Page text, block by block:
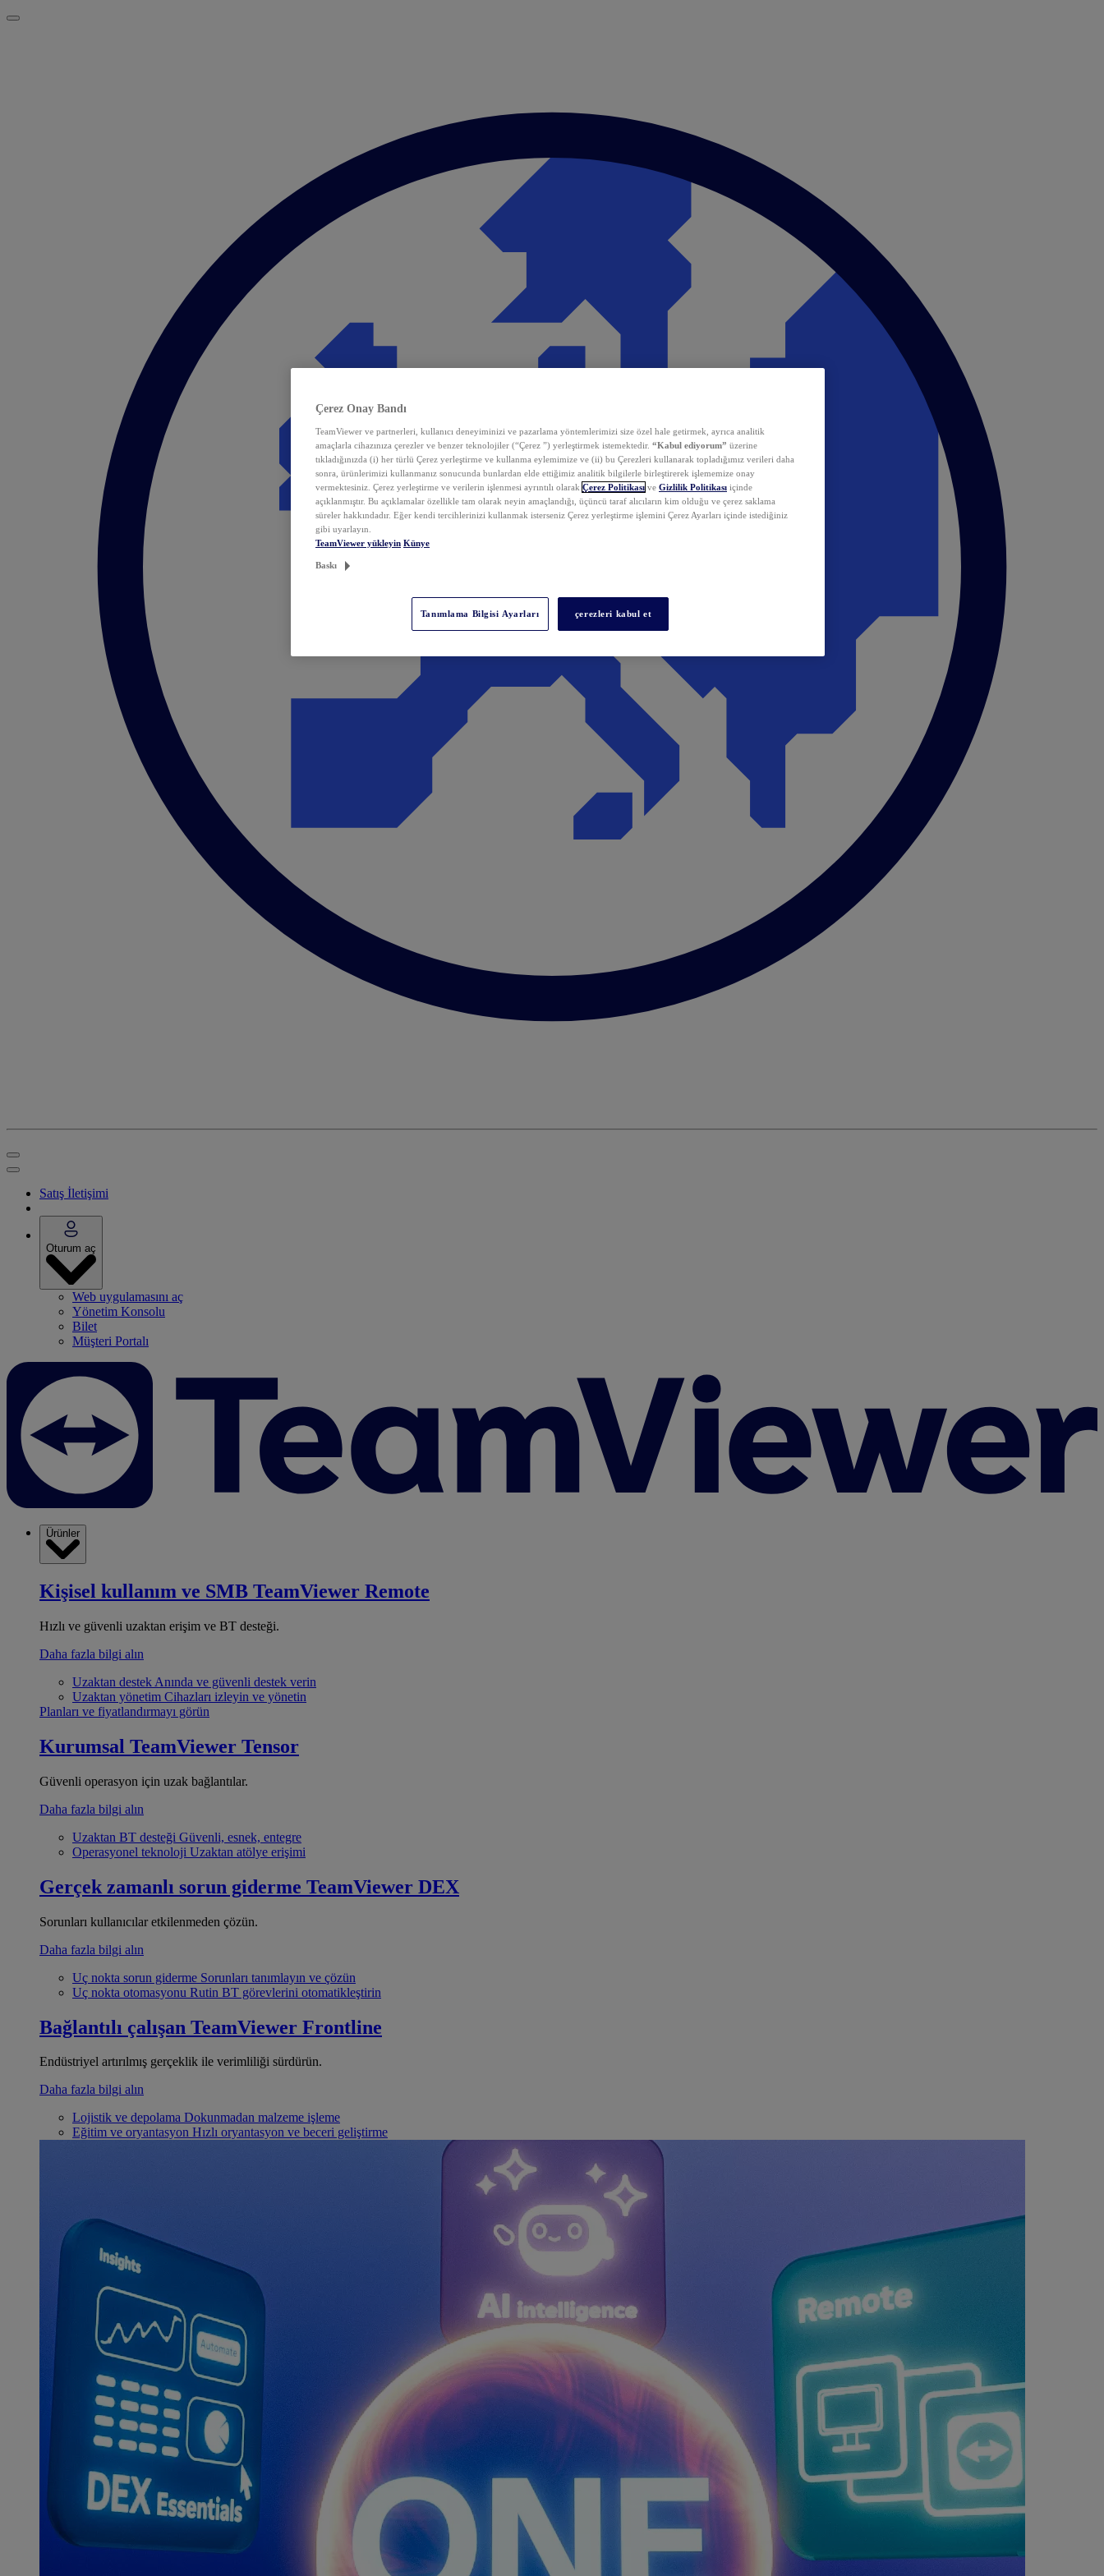
Satış İletişimi
Oturum aç
Web uygulamasını aç
Yönetim Konsolu
Bilet
Müşteri Portalı
Ürünler
Kişisel kullanım ve SMB TeamViewer Remote
Hızlı ve güvenli uzaktan erişim ve BT desteği.
Daha fazla bilgi alın
Uzaktan destek Anında ve güvenli destek verin
Uzaktan yönetim Cihazları izleyin ve yönetin
Planları ve fiyatlandırmayı görün
Kurumsal TeamViewer Tensor
Güvenli operasyon için uzak bağlantılar.
Daha fazla bilgi alın
Uzaktan BT desteği Güvenli, esnek, entegre
Operasyonel teknoloji Uzaktan atölye erişimi
Gerçek zamanlı sorun giderme TeamViewer DEX
Sorunları kullanıcılar etkilenmeden çözün.
Daha fazla bilgi alın
Uç nokta sorun giderme Sorunları tanımlayın ve çözün
Uç nokta otomasyonu Rutin BT görevlerini otomatikleştirin
Bağlantılı çalışan TeamViewer Frontline
Endüstriyel artırılmış gerçeklik ile verimliliği sürdürün.
Daha fazla bilgi alın
Lojistik ve depolama Dokunmadan malzeme işleme
Eğitim ve oryantasyon Hızlı oryantasyon ve beceri geliştirme
Çerez Onay Bandı
TeamViewer ve partnerleri, kullanıcı deneyiminizi ve pazarlama yöntemlerimizi size özel hale getirmek, ayrıca analitik
amaçlarla cihazınıza çerezler ve benzer teknolojiler (“Çerez ”) yerleştirmek istemektedir. “Kabul ediyorum” üzerine
tıkladığınızda (i) her türlü Çerez yerleştirme ve kullanma eylemimize ve (ii) bu Çerezleri kullanarak topladığımız verileri daha
sonra, ürünlerimizi kullanmanız sonucunda bunlardan elde ettiğimiz analitik bilgilerle birleştirerek işlememize onay
vermektesiniz. Çerez yerleştirme ve verilerin işlenmesi ayrıntılı olarak Çerez Politikası ve Gizlilik Politikası içinde
açıklanmıştır. Bu açıklamalar özellikle tam olarak neyin amaçlandığı, üçüncü taraf alıcıların kim olduğu ve çerez saklama
süreler hakkındadır. Eğer kendi tercihlerinizi kullanmak isterseniz Çerez yerleştirme işlemini Çerez Ayarları içinde istediğiniz
gibi uyarlayın.
TeamViewer yükleyin Künye
Baskı
Tanımlama Bilgisi Ayarları çerezleri kabul et